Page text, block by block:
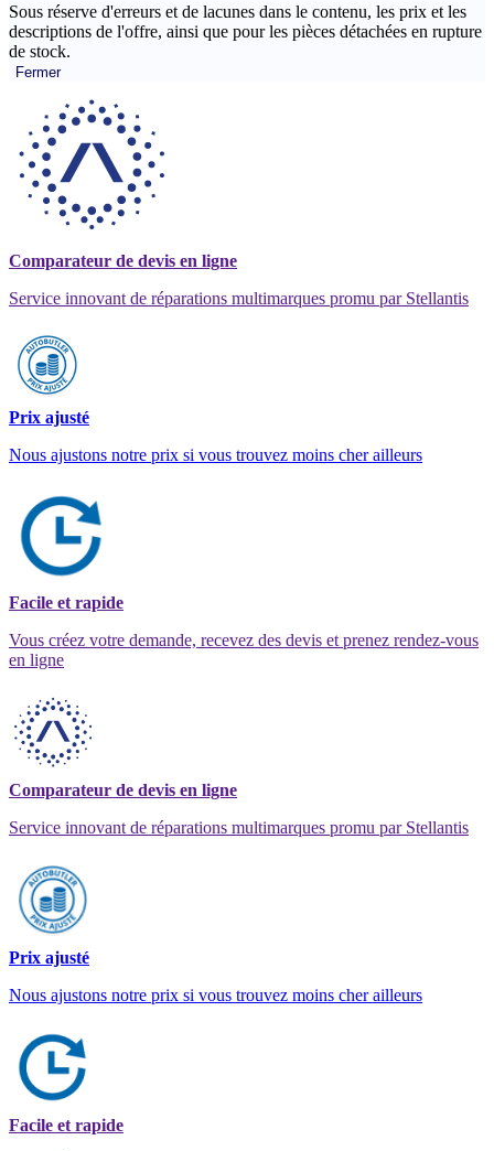
Sous réserve d'erreurs et de lacunes dans le contenu, les prix et les
descriptions de l'offre, ainsi que pour les pièces détachées en rupture
de stock.
Fermer
Comparateur de devis en ligne
Service innovant de réparations multimarques promu par Stellantis
Prix ajusté
Nous ajustons notre prix si vous trouvez moins cher ailleurs
Facile et rapide
Vous créez votre demande, recevez des devis et prenez rendez-vous
en ligne
Comparateur de devis en ligne
Service innovant de réparations multimarques promu par Stellantis
Prix ajusté
Nous ajustons notre prix si vous trouvez moins cher ailleurs
Facile et rapide